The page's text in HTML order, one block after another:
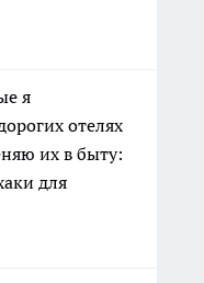
я
отелях
их в быту:
для